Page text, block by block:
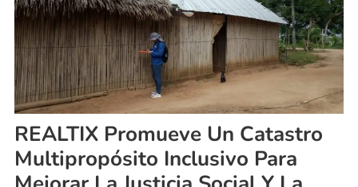
REALTIX Promueve Un Catastro
Multipropósito Inclusivo Para